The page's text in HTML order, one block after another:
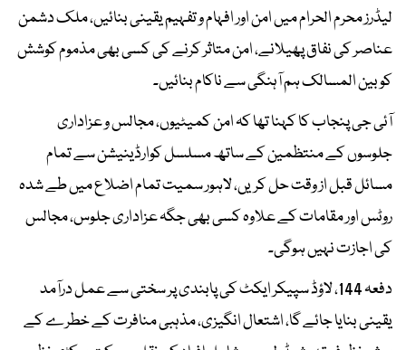
لیڈرز محرم الحرام میں امن اور افہام و تفہیم یقینی بنائیں، ملک دشمن
عناصر کی نفاق پھیلانے، امن متاثر کرنے کی کسی بھی مذموم کوشش
کو بین المسالک ہم آہنگی سے ناکام بنائیں۔
آئی جی پنجاب کا کہنا تھا کہ امن کمیٹیوں، مجالس و عزاداری
جلوسوں کے منتظمین کے ساتھ مسلسل کوارڈینیشن سے تمام
مسائل قبل از وقت حل کریں، لاہور سمیت تمام اضلاع میں طے شدہ
روٹس اور مقامات کے علاوہ کسی بھی جگہ عزاداری جلوس، مجالس
کی اجازت نہیں ہوگی۔
دفعہ 144، لاؤڈ سپیکر ایکٹ کی پابندی پر سختی سے عمل درآمد
یقینی بنایا جائے گا، اشتعال انگیزی، مذہبی منافرت کے خطرے کے